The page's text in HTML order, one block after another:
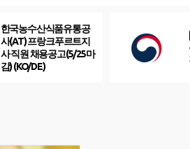
한국농수산식품유통공
사(AT) 프랑크푸르트지
사 직원 채용공고(5/25마
감) (KO/DE)